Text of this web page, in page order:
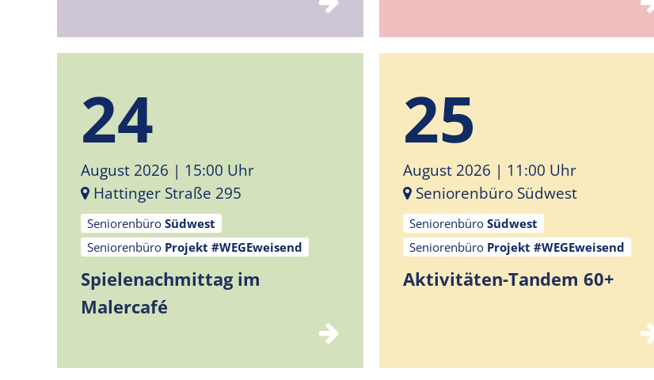
24
August 2026 | 15:00 Uhr
Hattinger Straße 295
Seniorenbüro Südwest
Seniorenbüro Projekt #WEGEweisend
Spielenachmittag im
Malercafé
25
August 2026 | 11:00 Uhr
Seniorenbüro Südwest
Seniorenbüro Südwest
Seniorenbüro Projekt #WEGEweisend
Aktivitäten-Tandem 60+